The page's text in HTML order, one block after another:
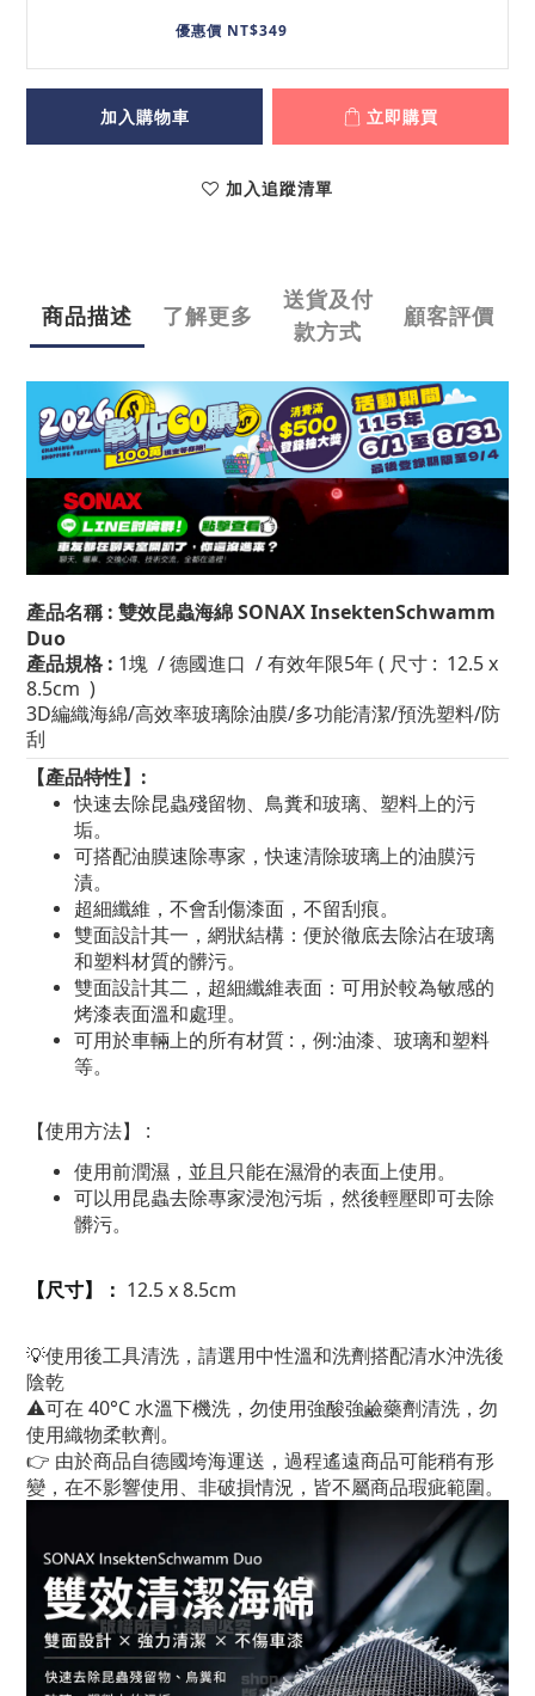
優惠價 NT$349
加入購物車 立即購買
加入追蹤清單
商品描述 了解更多
送貨及付
款方式
顧客評價
產品名稱 : 雙效昆蟲海綿SONAX InsektenSchwamm
Duo
產品規格 : 1塊 / 德國進口 /有效年限5年 ( 尺寸 : 12.5 x
8.5cm )
3D編織海綿/高效率玻璃除油膜/多功能清潔/預洗塑料/防
刮
【產品特性】:
快速去除昆蟲殘留物、鳥糞和玻璃、塑料上的污
垢。
可搭配油膜速除專家，快速清除玻璃上的油膜污
漬。
超細纖維，不會刮傷漆面，不留刮痕。
雙面設計其一，網狀結構：便於徹底去除沾在玻璃
和塑料材質的髒污。
雙面設計其二，超細纖維表面：可用於較為敏感的
烤漆表面溫和處理。
可用於車輛上的所有材質 :，例:油漆、玻璃和塑料
等。
【使用方法】
:
使用前潤濕，並且只能在濕滑的表面上使用。
可以用昆蟲去除專家浸泡污垢，然後輕壓即可去除
髒污。
【尺寸】： 12.5 x 8.5cm
💡使用後工具清洗， 請選用中性溫和洗劑搭配清水沖洗後
陰乾
⚠️可在 40°C 水溫下機洗，勿使用強酸強鹼藥劑清洗，勿
使用織物柔軟劑。
👉 由於商品自德國垮海運送，過程遙遠商品可能稍有形
變，在不影響使用、非破損情況，皆不屬商品瑕疵範圍。